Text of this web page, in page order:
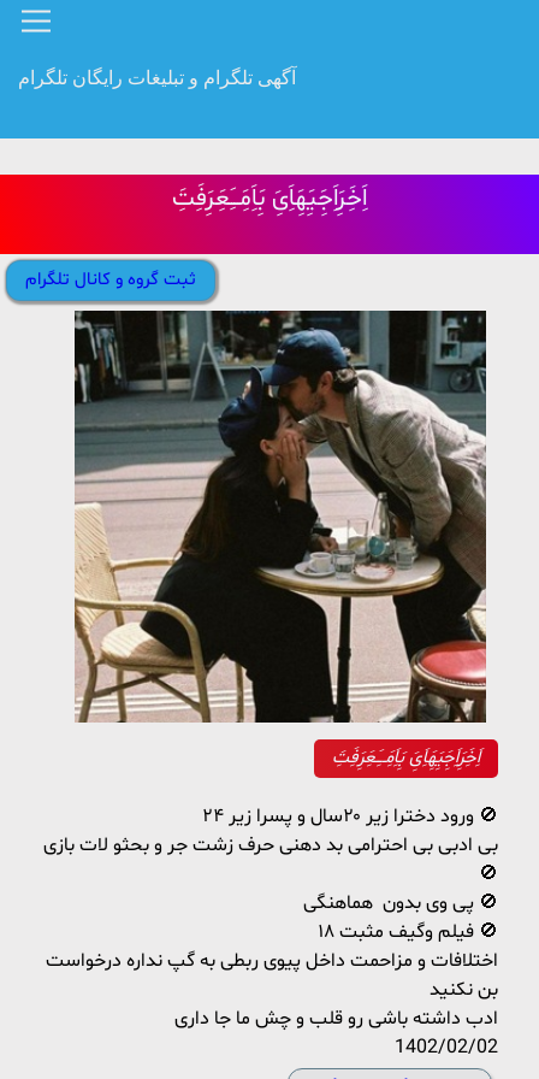
آگهی تلگرام و تبلیغات رایگان تلگرام
اَِخَِرَِاَِجَِیَِهَِاَِیَِ بَِاَِمَِــَِعَِرَِفَِتَِ
ثبت گروه و کانال تلگرام
اَِخَِرَِاَِجَِیَِهَِاَِیَِ بَِاَِمَِــَِعَِرَِفَِتَِ
ورود دخترا زیر ۲۰سال و پسرا زیر ۲۴ 🚫
بی ادبی بی احترامی بد دهنی حرف زشت جر و بحثو لات بازی
🚫
پی وی بدون هماهنگی 🚫
فیلم وگیف مثبت ۱۸ 🚫
اختلافات و مزاحمت داخل پیوی ربطی به گپ نداره درخواست
بن نکنید
ادب داشته باشی رو قلب و چش ما جا داری
1402/02/02